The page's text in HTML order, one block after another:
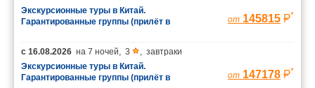
Экскурсионные туры в Китай.
Гарантированные группы (прилёт в
от 145815 *
с 16.08.2026 на 7 ночей, 3 , завтраки
Экскурсионные туры в Китай.
Гарантированные группы (прилёт в
от 147178 *